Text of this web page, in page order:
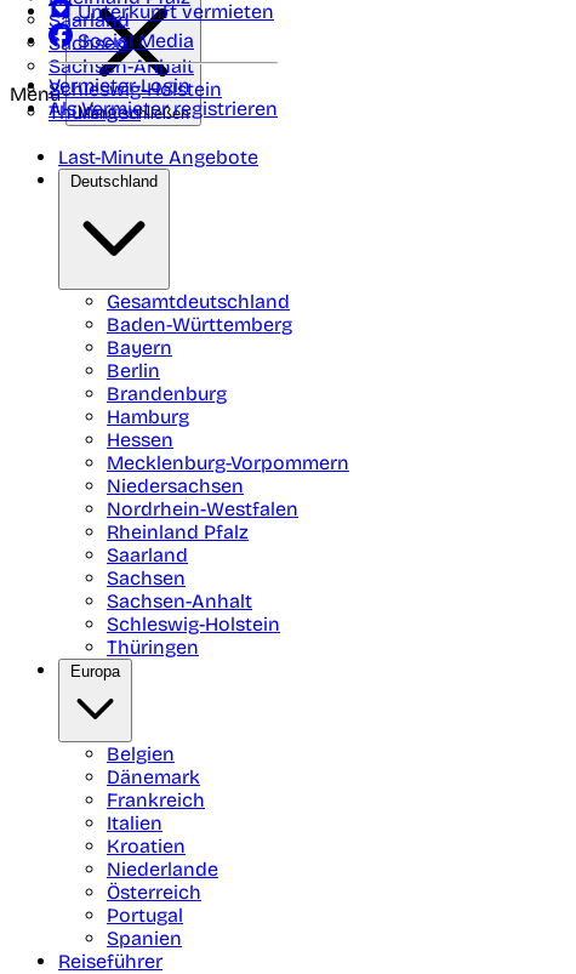
Saarland
Sachsen
Sachsen-Anhalt
Schleswig-Holstein
Thüringen
Unterkunft vermieten
Social Media
Vermieter-Login
Als Vermieter registrieren
Menü
Menü schließen
Last-Minute Angebote
Deutschland
Gesamtdeutschland
Baden-Württemberg
Bayern
Berlin
Brandenburg
Hamburg
Hessen
Mecklenburg-Vorpommern
Niedersachsen
Nordrhein-Westfalen
Rheinland Pfalz
Saarland
Sachsen
Sachsen-Anhalt
Schleswig-Holstein
Thüringen
Europa
Belgien
Dänemark
Frankreich
Italien
Kroatien
Niederlande
Österreich
Portugal
Spanien
Reiseführer